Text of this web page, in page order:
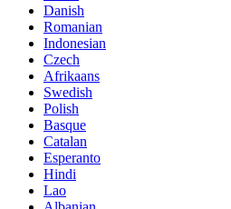
Danish
Romanian
Indonesian
Czech
Afrikaans
Swedish
Polish
Basque
Catalan
Esperanto
Hindi
Lao